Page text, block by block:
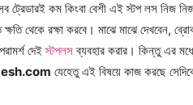
ট্রেডারই কম কিংবা বেশী এই স্টপ লস নিজ
থেকে রক্ষা করবে। মাঝে মাঝে দেখবেন,
দেইস্টপলসব্যবহার করার। কিন্তু এর
যেহেতু এই বিষয়ে কাজ করছে